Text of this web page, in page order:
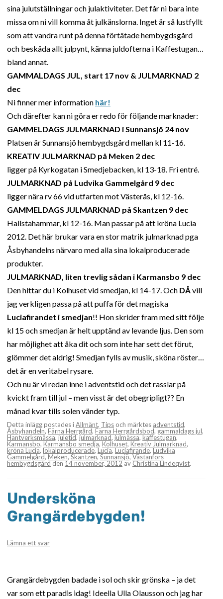
sina julutställningar och julaktiviteter. Det får ni bara inte
missa om ni vill komma åt julkänslorna. Inget är så lustfyllt
som att vandra runt på denna förtätade hembygdsgård
och beskåda allt julpynt, känna juldofterna i Kaffestugan…
bland annat.
GAMMALDAGS JUL, start 17 nov & JULMARKNAD 2
dec
Ni finner mer information här!
Och därefter kan ni göra er redo för följande marknader:
GAMMELDAGS JULMARKNAD i Sunnansjö 24 nov
Platsen är Sunnansjö hembygdsgård mellan kl 11-16.
KREATIV JULMARKNAD på Meken 2 dec
ligger på Kyrkogatan i Smedjebacken, kl 13-18. Fri entré.
JULMARKNAD på Ludvika Gammelgård 9 dec
ligger nära rv 66 vid utfarten mot Västerås, kl 12-16.
GAMMELDAGS JULMARKNAD på Skantzen 9 dec
Hallstahammar, kl 12-16. Man passar på att kröna Lucia
2012. Det här brukar vara en stor matrik julmarknad pga
Åsbyhandelns närvaro med alla sina lokalproducerade
produkter.
JULMARKNAD, liten trevlig sådan i Karmansbo 9 dec
Den hittar du i Kolhuset vid smedjan, kl 14-17. Och DÅvill
jag verkligen passa på att puffa för det magiska
Luciafirandet i smedjan!! Hon skrider fram med sitt följe
kl 15 och smedjan är helt upptänd av levande ljus. Den som
har möjlighet att åka dit och som inte har sett det förut,
glömmer det aldrig! Smedjan fylls av musik, sköna röster…
det är en veritabel rysare.
Och nu är vi redan inne i adventstid och det rasslar på
kvickt fram till jul – men visst är det obegripligt?? En
månad kvar tills solen vänder typ.
Detta inlägg postades iAllmänt, Tips och märktes adventstid,
Åsbyhandeln, Färna Herrgård, Färna Herrgårdsbod, gammaldags jul,
Hantverksmässa, juletid, julmarknad, julmässa, kaffestugan,
Karmansbo, Karmansbo smedja, Kolhuset, Kreativ Julmarknad,
kröna Lucia, lokalproducerade, Lucia, Luciafirande, Ludvika
Gammelgård, Meken, Skantzen, Sunnansjö, Västanfors
hembygdsgård den 14 november, 2012 av Christina Lindeqvist.
Undersköna
Grangärdebygden!
Lämna ett svar
Grangärdebygden badade i sol och skir grönska – ja det
var som ett paradis idag! Ideella Ulla Olausson och jag har